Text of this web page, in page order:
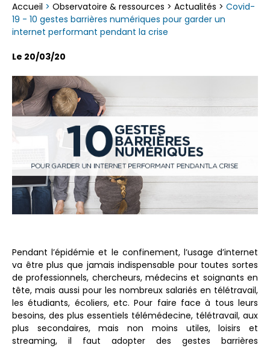
Accueil > Observatoire & ressources > Actualités > Covid-
19 - 10 gestes barrières numériques pour garder un
internet performant pendant la crise
Le 20/03/20
Pendant l’épidémie et le confinement, l’usage d’internet
va être plus que jamais indispensable pour toutes sortes
de professionnels, chercheurs, médecins et soignants en
tête, mais aussi pour les nombreux salariés en télétravail,
les étudiants, écoliers, etc. Pour faire face à tous leurs
besoins, des plus essentiels télémédecine, télétravail, aux
plus secondaires, mais non moins utiles, loisirs et
streaming, il faut adopter des gestes barrières